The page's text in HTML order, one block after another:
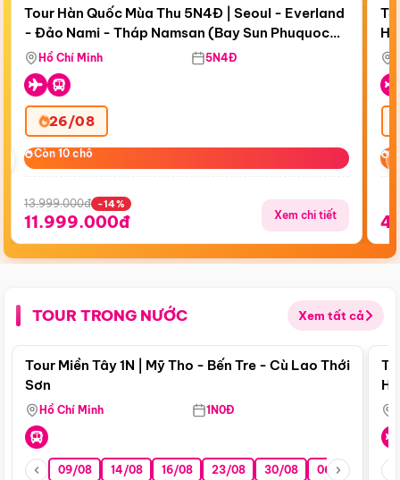
Còn19 ngày 15:21:25
Tour Hàn Quốc Mùa Thu 5N4Đ | Seoul - Everland
- Đảo Nami - Tháp Namsan (Bay Sun Phuquoc
Airways)
Hồ Chí Minh 5N4Đ
26/08
Còn 10 chỗ
Còn 10 chỗ
13.999.000đ -14%
11.999.000đ Xem chi tiết
TOUR TRONG NƯỚC Xem tất cả
Điểm nổi bật
Tour Miền Tây 1N | Mỹ Tho - Bến Tre - Cù Lao Thới
Sơn
Hồ Chí Minh 1N0Đ
09/08 14/08 16/08 23/08 30/08 06/09 13/09